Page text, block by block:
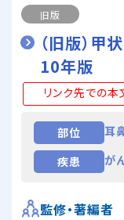
旧版
（旧版）甲
10年版
リンク先での
部位
耳
疾患
が
監修・著編者